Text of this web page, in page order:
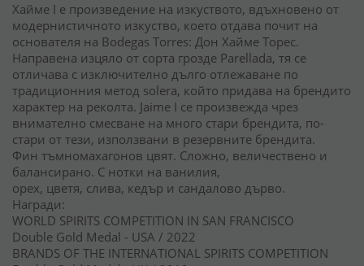
Хайме I е произведение на изкуството, вдъхновено от
модернистичното изкуство, което отдава почит на
основателя на Bodegas Torres: Дон Хайме Торес.
Направена изцяло от сорта грозде Parellada, тя се
отличава с изключително дълго отлежаване по
традиционния метод solera, който придава на брендито
характер на реколта. Jaime I се произвежда чрез
внимателно смесване на много стари брендита, по-
стари от тези, използвани в резервните брендита.
Фин тъмномахагонов цвят. Сложно, величествено и
балансирано. С нотки на ванилия,
орех, цветя, слива, кедър и сандалово дърво.
Награди:
WORLD SPIRITS COMPETITION IN SAN FRANCISCO
Double Gold Medal - USA / 2022
BRANDS OF THE INTERNATIONAL SPIRITS COMPETITION